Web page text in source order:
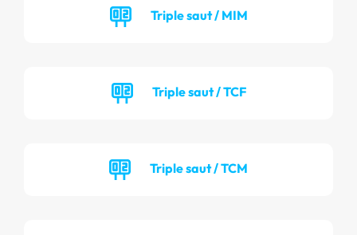
Triple saut / MIM
Triple saut / TCF
Triple saut / TCM